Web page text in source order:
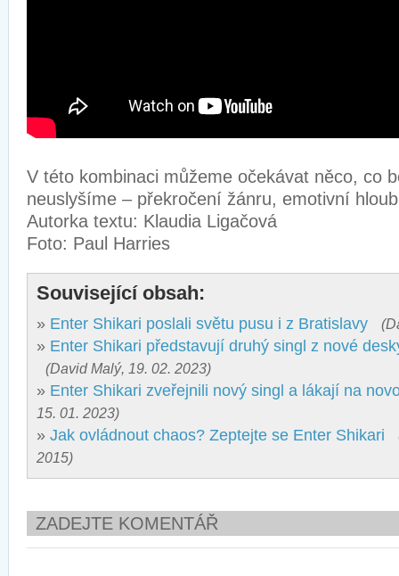
V této kombinaci můžeme očekávat něco, co
neuslyšíme – překročení žánru, emotivní
Autorka textu: Klaudia Ligačová
Foto: Paul Harries
Související obsah:
» Enter Shikari poslali světu pusu i z Bratislavy
» Enter Shikari představují druhý singl z nové
(David Malý, 19. 02. 2023)
» Enter Shikari zveřejnili nový singl a lákají na
15. 01. 2023)
» Jak ovládnout chaos? Zeptejte se Enter Shikari
2015)
ZADEJTE KOMENTÁŘ